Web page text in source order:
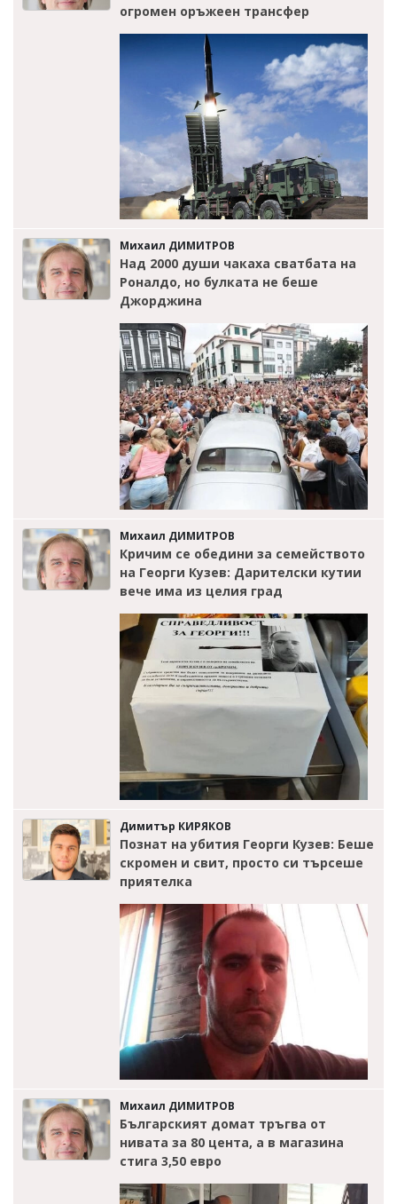
огромен оръжеен трансфер
Михаил ДИМИТРОВ
Над 2000 души чакаха сватбата на
Роналдо, но булката не беше
Джорджина
Михаил ДИМИТРОВ
Кричим се обедини за семейството
на Георги Кузев: Дарителски кутии
вече има из целия град
Димитър КИРЯКОВ
Познат на убития Георги Кузев: Беше
скромен и свит, просто си търсеше
приятелка
Михаил ДИМИТРОВ
Българският домат тръгва от
нивата за 80 цента, а в магазина
стига 3,50 евро